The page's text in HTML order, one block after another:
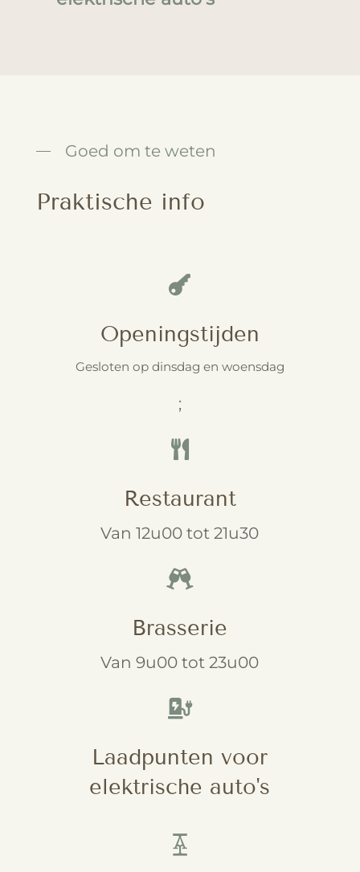
Goed om te weten
Praktische info

Openingstijden
Gesloten op dinsdag en woensdag
;

Restaurant
Van 12u00 tot 21u30

Brasserie
Van 9u00 tot 23u00

Laadpunten voor
elektrische auto's
